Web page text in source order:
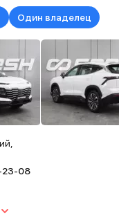
Один владелец
23-08